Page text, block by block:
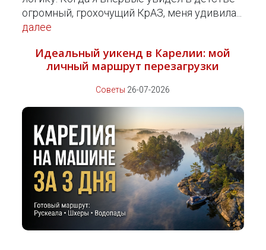
огромный, грохочущий КрАЗ, меня удивила...
далее
Идеальный уикенд в Карелии: мой
личный маршрут перезагрузки
Советы 26-07-2026